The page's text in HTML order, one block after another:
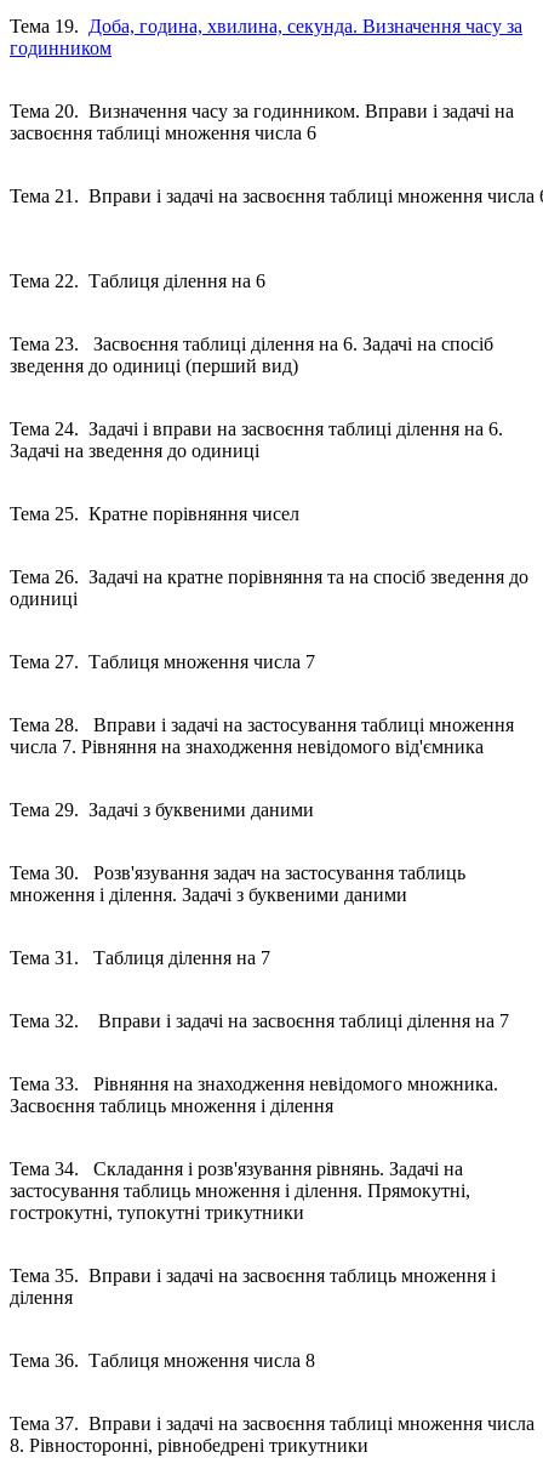
Тема 19. Доба, година, хвилина, секунда. Визначення часу за
годинником
Тема 20. Визначення часу за годинником. Вправи і задачі на
засвоєння таблиці множення числа 6
Тема 21. Вправи і задачі на засвоєння таблиці множення числа
Тема 22. Таблиця ділення на 6
Тема 23. Засвоєння таблиці ділення на 6. Задачі на спосіб
зведення до одиниці (перший вид)
Тема 24. Задачі і вправи на засвоєння таблиці ділення на 6.
Задачі на зведення до одиниці
Тема 25. Кратне порівняння чисел
Тема 26. Задачі на кратне порівняння та на спосіб зведення до
одиниці
Тема 27. Таблиця множення числа 7
Тема 28. Вправи і задачі на застосування таблиці множення
числа 7. Рівняння на знаходження невідомого від'ємника
Тема 29. Задачі з буквеними даними
Тема 30. Розв'язування задач на застосування таблиць
множення і ділення. Задачі з буквеними даними
Тема 31. Таблиця ділення на 7
Тема 32. Вправи і задачі на засвоєння таблиці ділення на 7
Тема 33. Рівняння на знаходження невідомого множника.
Засвоєння таблиць множення і ділення
Тема 34. Складання і розв'язування рівнянь. Задачі на
застосування таблиць множення і ділення. Прямокутні,
гострокутні, тупокутні трикутники
Тема 35. Вправи і задачі на засвоєння таблиць множення і
ділення
Тема 36. Таблиця множення числа 8
Тема 37. Вправи і задачі на засвоєння таблиці множення числа
8. Рівносторонні, рівнобедрені трикутники